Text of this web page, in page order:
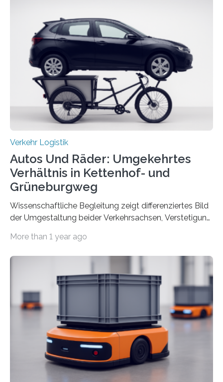
die Zahl der Verkehrstoten sogar um 35 Prozent. Die
Studie ist in der Zeitschrift Transportation Research
Part A: Policy and Practice vom 5. August 2025 online
veröffentlicht. Die deutschen Autobahnen sind…
Verkehr Logistik
Autos Und Räder: Umgekehrtes
Verhältnis in Kettenhof- und
Grüneburgweg
Wissenschaftliche Begleitung zeigt differenziertes Bild
der Umgestaltung beider Verkehrsachsen, Verstetigung
fördern sowie die Wohn- und Aufenthaltsqualität zu
an der Achse Kettenhofweg/Robert-Mayer-Straße
durch. Wie diese angenommen werden und was sie
bewirken, haben Forscher*innen der Frankfurt University
of Applied Sciences (Frankfurt UAS) untersucht und
ziehen insgesamt eine positive Bilanz. Gemeinsam mit
Vertreter*innen der Stadt Frankfurt stellten sie am 15.
Mai 2025…
More than 1 year ago